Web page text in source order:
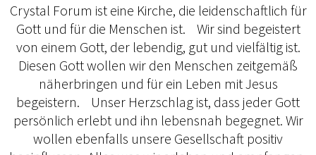
Crystal Forum ist eine Kirche, die leidenschaftlich für
Gott und für die Menschen ist. Wir sind begeistert
von einem Gott, der lebendig, gut und vielfältig ist.
Diesen Gott wollen wir den Menschen zeitgemäß
näherbringen und für ein Leben mit Jesus
begeistern. Unser Herzschlag ist, dass jeder Gott
persönlich erlebt und ihn lebensnah begegnet. Wir
wollen ebenfalls unsere Gesellschaft positiv